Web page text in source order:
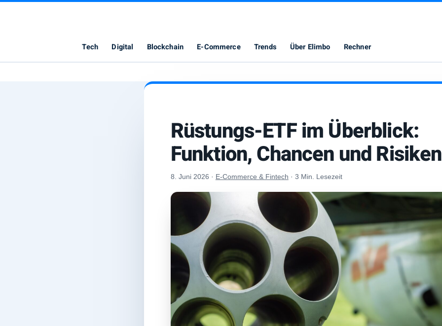
Tech Digital Blockchain E-Commerce Trends Über Elimbo Rechner
Rüstungs-ETF im Überblick:
Funktion, Chancen und Risiken
8. Juni 2026 · E-Commerce & Fintech · 3 Min. Lesezeit